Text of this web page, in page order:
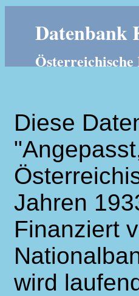
Datenbank
Diese
Jahren
Finanziert
wird